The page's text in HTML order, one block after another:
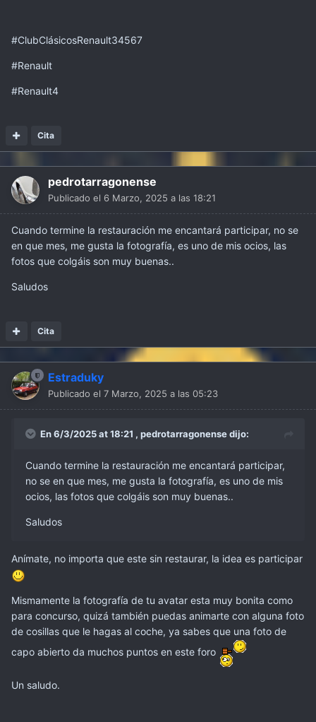
#ClubClásicosRenault34567
#Renault
#Renault4
Cita
pedrotarragonense
Publicado el 6 Marzo, 2025 a las 18:21
Cuando termine la restauración me encantará participar, no se
en que mes, me gusta la fotografía, es uno de mis ocios, las
fotos que colgáis son muy buenas..
Saludos
Cita
Estraduky
Publicado el 7 Marzo, 2025 a las 05:23
En 6/3/2025 at 18:21 , pedrotarragonensedijo:
Cuando termine la restauración me encantará participar,
no se en que mes, me gusta la fotografía, es uno de mis
ocios, las fotos que colgáis son muy buenas..
Saludos
Anímate, no importa que este sin restaurar, la idea es participar
Mismamente la fotografía de tu avatar esta muy bonita como
para concurso, quizá también puedas animarte con alguna foto
de cosillas que le hagas al coche, ya sabes que una foto de
capo abierto da muchos puntos en este foro
Un saludo.